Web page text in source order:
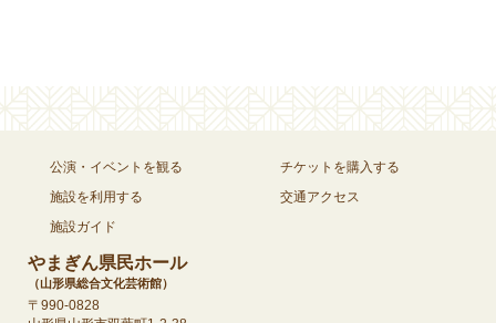
やまぎん県民ホール
（山形県総合文化芸術館）
〒990-0828
公演・イベントを観る
チケットを購入する
施設を利用する
交通アクセス
施設ガイド